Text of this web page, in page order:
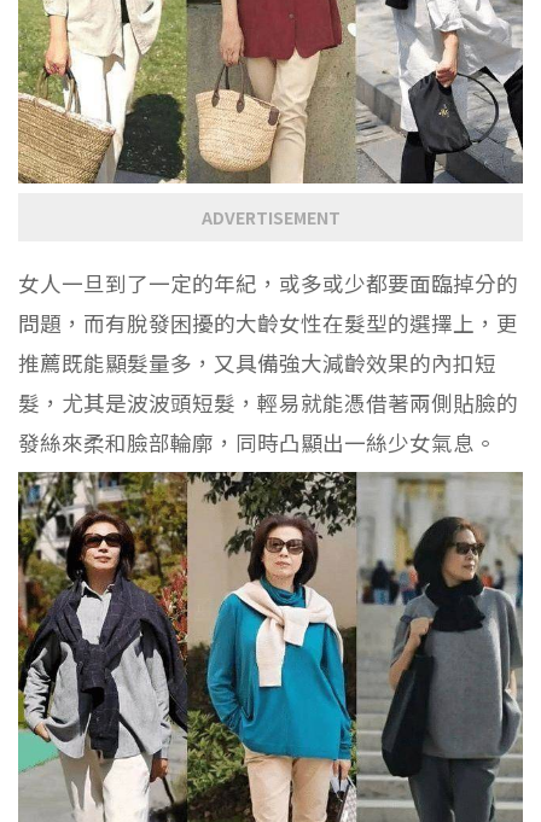
ADVERTISEMENT
女人一旦到了一定的年紀，或多或少都要面臨掉分的
問題，而有脫發困擾的大齡女性在髮型的選擇上，更
推薦既能顯髮量多，又具備強大減齡效果的內扣短
髮，尤其是波波頭短髮，輕易就能憑借著兩側貼臉的
發絲來柔和臉部輪廓，同時凸顯出一絲少女氣息。